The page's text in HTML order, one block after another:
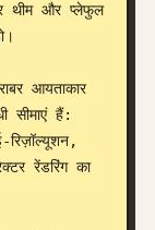
थीम और प्लेफुल
आयताकार
सीमाएं हैं:
रेंडरिंग का